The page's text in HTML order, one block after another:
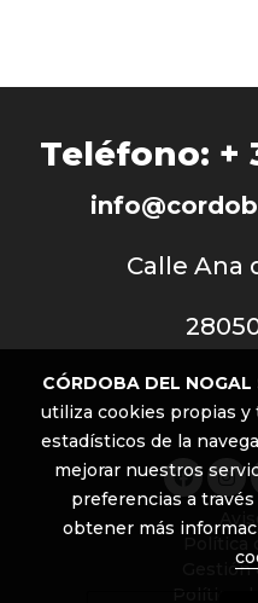
Teléfono: +
info
Calle Ana
Gestión
CÓRDOBA DEL NOGAL
utiliza cookies propias
estadísticos de la
mejorar nuestros
preferencias a
obtener más